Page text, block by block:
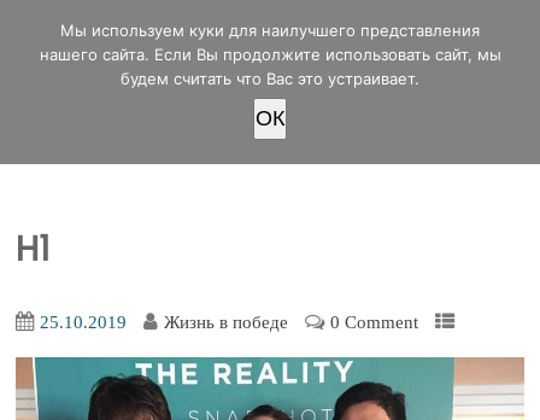
office@lifeinvictory.ru
+7 950 189 4420
Россия, г.Оренбург, ул.Мира 32/2
H1
25.10.2019 Жизнь в победе 0 Comment
Мы используем куки для наилучшего представления
нашего сайта. Если Вы продолжите использовать сайт, мы
будем считать что Вас это устраивает.
OК